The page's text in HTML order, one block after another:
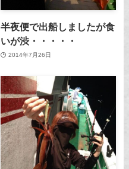
半夜便で出船しましたが食
いが渋・・・・・
2014年7月26日